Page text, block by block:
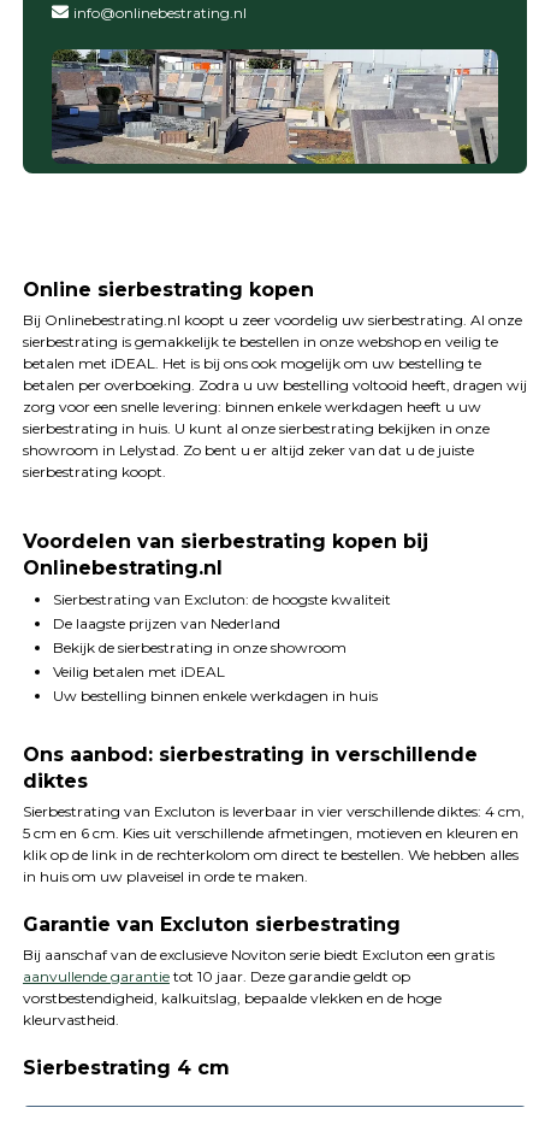
info@onlinebestrating.nl
Online sierbestrating kopen
Bij Onlinebestrating.nl koopt u zeer voordelig uw sierbestrating. Al onze
sierbestrating is gemakkelijk te bestellen in onze webshop en veilig te
betalen met iDEAL. Het is bij ons ook mogelijk om uw bestelling te
betalen per overboeking. Zodra u uw bestelling voltooid heeft, dragen wij
zorg voor een snelle levering: binnen enkele werkdagen heeft u uw
sierbestrating in huis. U kunt al onze sierbestrating bekijken in onze
showroom in Lelystad. Zo bent u er altijd zeker van dat u de juiste
sierbestrating koopt.
Voordelen van sierbestrating kopen bij
Onlinebestrating.nl
Sierbestrating van Excluton: de hoogste kwaliteit
De laagste prijzen van Nederland
Bekijk de sierbestrating in onze showroom
Veilig betalen met iDEAL
Uw bestelling binnen enkele werkdagen in huis
Ons aanbod: sierbestrating in verschillende
diktes
Sierbestrating van Excluton is leverbaar in vier verschillende diktes: 4 cm,
5 cm en 6 cm. Kies uit verschillende afmetingen, motieven en kleuren en
klik op de link in de rechterkolom om direct te bestellen. We hebben alles
in huis om uw plaveisel in orde te maken.
Garantie van Excluton sierbestrating
Bij aanschaf van de exclusieve Noviton serie biedt Excluton een gratis
aanvullende garantietot 10 jaar. Deze garandie geldt op
vorstbestendigheid, kalkuitslag, bepaalde vlekken en de hoge
kleurvastheid.
Sierbestrating 4 cm